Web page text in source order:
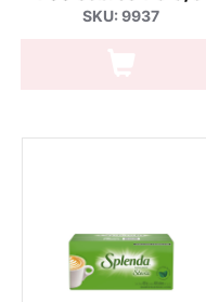
SKU: 9937